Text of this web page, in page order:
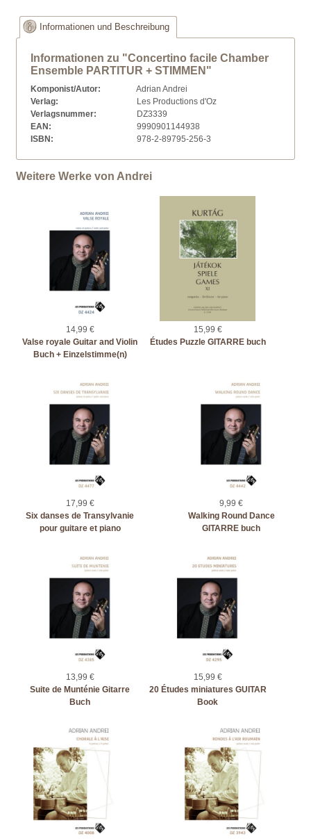
Informationen und Beschreibung
Informationen zu "Concertino facile Chamber
Ensemble PARTITUR + STIMMEN"
Komponist/Autor:
Adrian Andrei
Verlag:
Les Productions d'Oz
Verlagsnummer:
DZ3339
EAN:
9990901144938
ISBN:
978-2-89795-256-3
Weitere Werke von Andrei
14,99 €
Valse royale Guitar and Violin
Buch + Einzelstimme(n)
15,99 €
Études Puzzle GITARRE buch
17,99 €
Six danses de Transylvanie
pour guitare et piano
9,99 €
Walking Round Dance
GITARRE buch
13,99 €
Suite de Munténie Gitarre
Buch
15,99 €
20 Études miniatures GUITAR
Book